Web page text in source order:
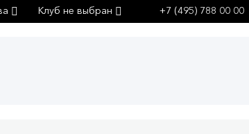
Клуб не выбран +7 (495) 788 00 00